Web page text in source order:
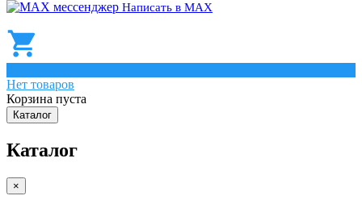
Написать в МАХ
Нет товаров
Корзина пуста
Каталог
Каталог
×